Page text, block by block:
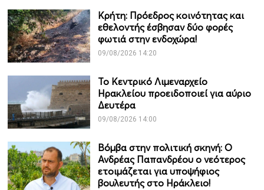
Κρήτη: Πρόεδρος κοινότητας και
εθελοντής έσβησαν δύο φορές
φωτιά στην ενδοχώρα!
09/08/2026 14:20
Το Κεντρικό Λιμεναρχείο
Ηρακλείου προειδοποιεί για αύριο
Δευτέρα
09/08/2026 14:00
Βόμβα στην πολιτική σκηνή: Ο
Ανδρέας Παπανδρέου ο νεότερος
ετοιμάζεται για υποψήφιος
βουλευτής στο Ηράκλειο!